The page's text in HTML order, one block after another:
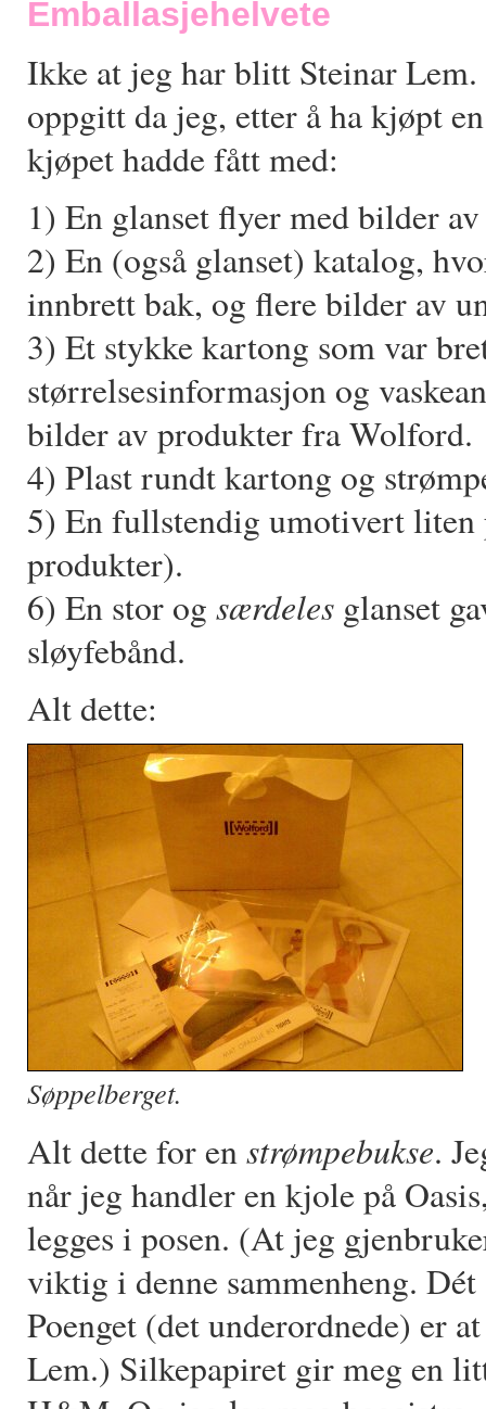
Emballasjehelvete
Ikke at jeg har blitt Steinar
oppgitt da jeg, etter å ha kjøpt
kjøpet hadde fått med:
1) En glanset flyer med bilder
2) En (også glanset) katalog,
innbrett bak, og flere bilder av
3) Et stykke kartong som var
størrelsesinformasjon og
bilder av produkter fra Wolford.
4) Plast rundt kartong og
5) En fullstendig umotivert liten
produkter).
6) En stor og særdeles glanset
sløyfebånd.
Alt dette:
Søppelberget.
Alt dette for enstrømpebukse.
når jeg handler en kjole på
legges i posen. (At jeg
viktig i denne sammenheng.
Poenget (det underordnede) er
Lem.) Silkepapiret gir meg en